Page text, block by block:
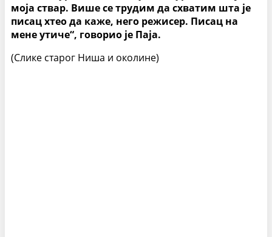
моја ствар. Више се трудим да схватим шта је
писац хтео да каже, него режисер. Писац на
мене утиче“, говорио је Паја.
(Слике старог Ниша и околине)